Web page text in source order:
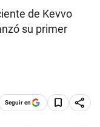
de Kevvo
su primer
Seguir en